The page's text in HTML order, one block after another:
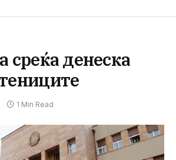
среќа денеска
1 Min Read